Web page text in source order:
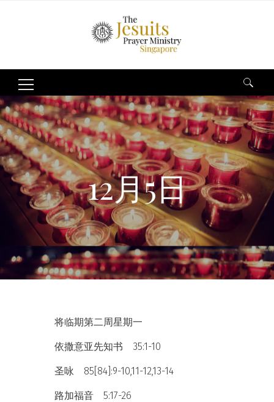
Search
for:
12月5日
将临期第二周星期一
依撒意亚先知书 35:1-10
圣咏 85[84]:9-10,11-12,13-14
路加福音 5:17-26